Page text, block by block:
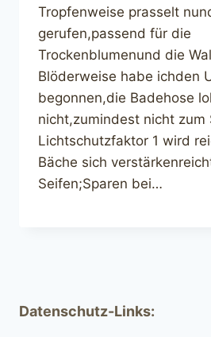
Tropfenweise prasselt
gerufen,passend für die
Trockenblumenund die
Blöderweise habe ichden
begonnen,die Badehose
nicht,zumindest nicht zum
Lichtschutzfaktor 1 wird
Bäche sich
Seifen;Sparen bei…
Datenschutz-Links: